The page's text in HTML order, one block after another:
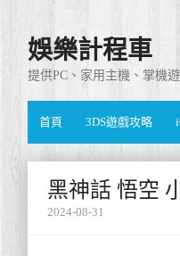
娛樂計程車
提供PC、家用主機、掌機
首頁 3DS遊戲攻略
黑神話 悟空
2024-08-31